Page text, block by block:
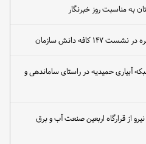
به مناسبت روز خبرنگار
دانش سازمان
شبکه آبیاری حمیدیه در راستای ساماندهی و
از قرارگاه اربعین صنعت آب و برق